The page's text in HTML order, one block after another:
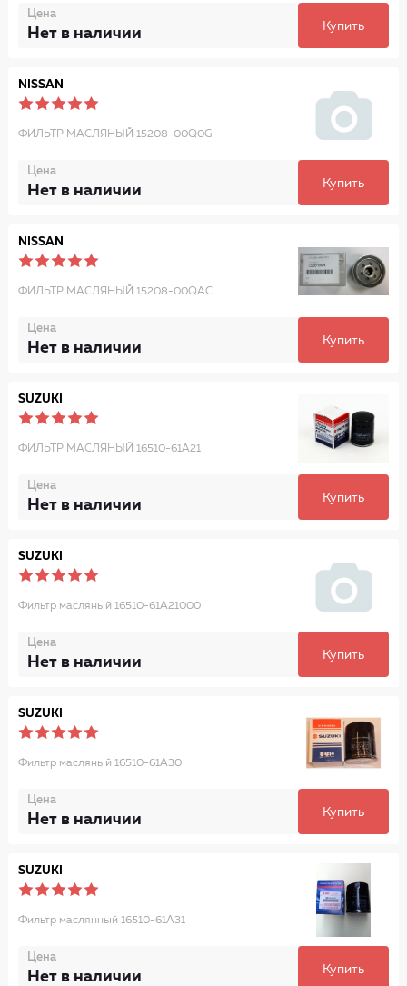
Цена
Нет в наличии Купить
NISSAN
ФИЛЬТР МАСЛЯНЫЙ 15208-00Q0G
Цена
Нет в наличии Купить
NISSAN
ФИЛЬТР МАСЛЯНЫЙ 15208-00QAC
Цена
Нет в наличии Купить
SUZUKI
ФИЛЬТР МАСЛЯНЫЙ 16510-61A21
Цена
Нет в наличии Купить
SUZUKI
Фильтр масляный 16510-61A21000
Цена
Нет в наличии Купить
SUZUKI
Фильтр масляный 16510-61A30
Цена
Нет в наличии Купить
SUZUKI
Фильтp маслянный 16510-61A31
Цена
Нет в наличии Купить